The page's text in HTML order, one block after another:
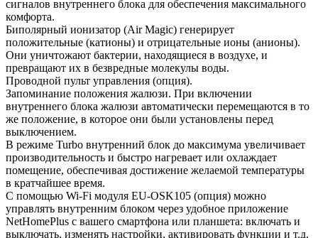
сигналов внутреннего блока для обеспечения максимального
комфорта.
Биполярный ионизатор (Air Magic) генерирует
положительные (катионы) и отрицательные ионы (анионы).
Они уничтожают бактерии, находящиеся в воздухе, и
превращают их в безвредные молекулы воды.
Проводной пульт управления (опция).
Запоминание положения жалюзи. При включении
внутреннего блока жалюзи автоматически перемещаются в то
же положение, в которое они были установлены перед
выключением.
В режиме Turbo внутренний блок до максимума увеличивает
производительность и быстро нагревает или охлаждает
помещение, обеспечивая достижение желаемой температуры
в кратчайшее время.
С помощью Wi-Fi модуля EU-OSK105 (опция) можно
управлять внутренним блоком через удобное приложение
NetHomePlus с вашего смартфона или планшета: включать и
выключать, изменять настройки, активировать функции и т.д.